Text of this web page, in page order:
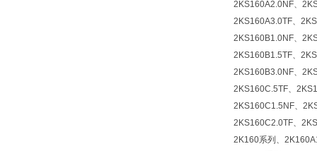
2KS160A2.0NF、
2KS160A3.0TF、
2KS160B1.0NF、
2KS160B1.5TF、
2KS160B3.0NF、
2KS160C.5TF、
2KS160C1.5NF、
2KS160C2.0TF、
2K160系列、